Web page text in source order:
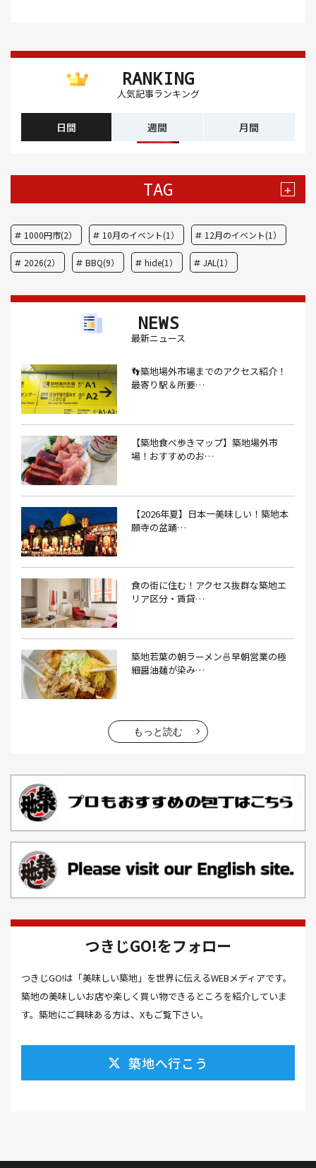
RANKING
人気記事ランキング
日間 週間 月間
TAG +
1000円市(2） 10月のイベント(1） 12月のイベント(1）
2026(2） BBQ(9） hide(1） JAL(1）
アイスクリーム(1） アイスクリーム店(1）
アジフライ(1） アド街(3）
あなごめし(1） アパート探し(1） アルバイト(1）
アンテナショップ(1）
いくら(1） イタリアン(6） イタリアンバル(1）
イタリアンレストラン(1） イタリアン料理(4）
イチゴジャム(1） イベント(9）
イベント2026(1） いわし(1） ウェットティッシュ(1）
うなぎ(10） うなぎ屋(2）
うな重(2） うに(4） エコバッグ(1）
エコバッグ おしゃれ(1） エコバッグ 折りたたみ(1）
エビフライ(3） おかゆ(1）
おでん(4） おにぎり(4）
お刺身(1） お参り(1） お困りごと解決(1）
お土産(14） お土産屋(1）
お寿司(2） お弁当(9）
お正月料理(20）
お汁粉 レシピ(1）
お肉(2） お花見(2） お茶(1） お雑煮(1）
お風呂(1） お餅(1） お魚捌き教室(1） かき氷(3）
カシューナッツ(2） カツオ 食べ方(1）
カツオのたたき(1） カツカレー(2） カニ(7）
カフェラテ(1） かまぼこ(1）
カラスミ(1） カルパッチョ(1） カレー(5）
ギフト(6） キムチ レシピ(1）
NEWS
最新ニュース
👣築地場外市場までのアクセス紹介！
最寄り駅＆所要…
【築地食べ歩きマップ】築地場外市
場！おすすめのお…
【2026年夏】日本一美味しい！築地本
願寺の盆踊…
食の街に住む！アクセス抜群な築地エ
リア区分・賃貸…
築地若葉の朝ラーメン🍜早朝営業の極
細醤油麺が染み…
もっと読む
つきじGO!をフォロー
つきじGO!は「美味しい築地」を世界に伝えるWEBメディアです。
築地の美味しいお店や楽しく買い物できるところを紹介していま
す。築地にご興味ある方は、Xもご覧下さい。
築地へ行こう